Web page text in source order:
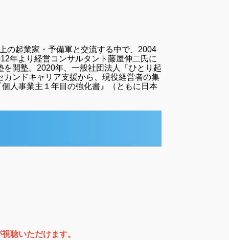
の起業家・予備軍と交流する中で、2004
年より経営コンサルタント藤屋伸二氏に
開塾。2020年、一般社団法人「ひとり起
ンドキャリア支援から、現役経営者の集
人事業主１年目の強化書』（ともに日本
聴いただけます。